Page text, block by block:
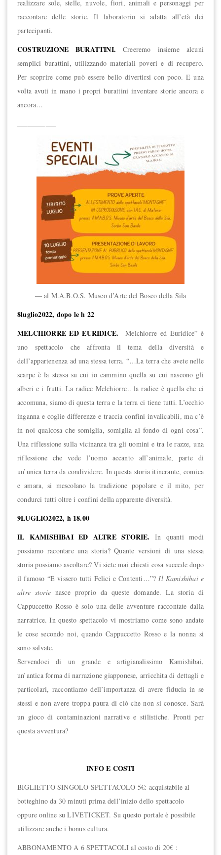
realizzare sole, stelle, nuvole, fiori, animali e personaggi per
raccontare delle storie. Il laboratorio si adatta all’età dei
partecipanti.
COSTRUZIONE BURATTINI. Creeremo insieme alcuni
semplici burattini, utilizzando materiali poveri e di recupero.
Per scoprire come può essere bello divertirsi con poco. E una
volta avuti in mano i propri burattini inventare storie ancora e
ancora…
— al M.A.B.O.S. Museo d’Arte del Bosco della Sila
8luglio2022, dopo le h 22
MELCHIORRE ED EURIDICE. Melchiorre ed Euridice” è
uno spettacolo che affronta il tema della diversità e
dell’appartenenza ad una stessa terra. “…La terra che avete nelle
scarpe è la stessa su cui io cammino quella su cui nascono gli
alberi e i frutti. La radice Melchiorre.. la radice è quella che ci
accomuna, siamo di questa terra e la terra ci tiene tutti. L’occhio
inganna e coglie differenze e traccia confini invalicabili, ma c’è
in noi qualcosa che somiglia, somiglia al fondo di ogni cosa”.
Una riflessione sulla vicinanza tra gli uomini e tra le razze, una
riflessione che vede l’uomo accanto all’animale, parte di
un’unica terra da condividere. In questa storia itinerante, comica
e amara, si mescolano la tradizione popolare e il mito, per
condurci tutti oltre i confini della apparente diversità.
9LUGLIO2022, h 18.00
IL KAMISHIBAI ED ALTRE STORIE. In quanti modi
possiamo racontare una storia? Quante versioni di una stessa
storia possiamo ascoltare? Vi siete mai chiesti cosa succede dopo
il famoso “E vissero tutti Felici e Contenti…”?Il Kamishibai e
altre storie nasce proprio da queste domande. La storia di
Cappuccetto Rosso è solo una delle avventure raccontate dalla
narratrice. In questo spettacolo vi mostriamo come sono andate
le cose secondo noi, quando Cappuccetto Rosso e la nonna si
sono salvate.
Servendoci di un grande e artigianalissimo Kamishibai,
un’antica forma di narrazione giapponese, arricchita di dettagli e
particolari, raccontiamo dell’importanza di avere fiducia in se
stessi e non avere troppa paura di ciò che non si conosce. Sarà
un gioco di contaminazioni narrative e stilistiche. Pronti per
questa avventura?
INFO E COSTI
BIGLIETTO SINGOLO SPETTACOLO 5€: acquistabile al
botteghino da 30 minuti prima dell’inizio dello spettacolo
oppure online su LIVETICKET. Su questo portale è possibile
utilizzare anche i bonus cultura.
ABBONAMENTO A 6 SPETTACOLI al costo di 20€ :